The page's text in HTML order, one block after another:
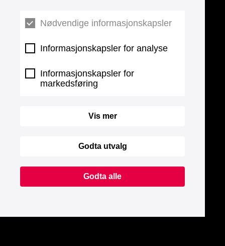
Nødvendige informasjonskapsler
Informasjonskapsler for analyse
Informasjonskapsler for
markedsføring
Vis mer
Godta utvalg
Godta alle